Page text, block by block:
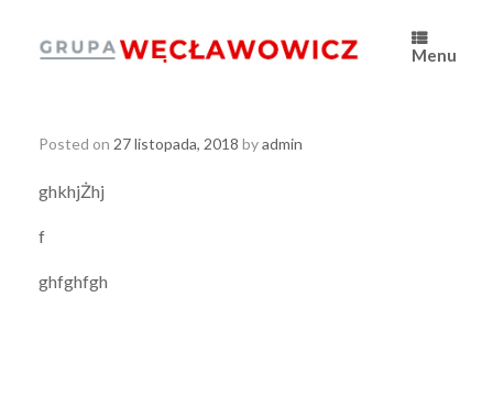
content
Menu
Posted on 27 listopada, 2018 byadmin
ghkhjŻhj
f
ghfghfgh